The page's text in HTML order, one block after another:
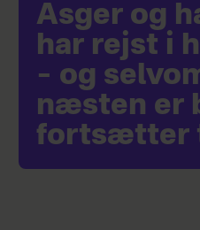
Asger og
har rejst i
– og
næsten er
fortsætter